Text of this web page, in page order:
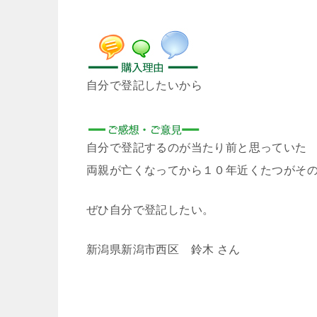
自分で登記したいから
自分で登記するのが当たり前と思っていた
両親が亡くなってから１０年近くたつがそ
ぜひ自分で登記したい。
新潟県新潟市西区 鈴木 さん